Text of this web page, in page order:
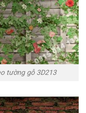
tường gỗ 3D213